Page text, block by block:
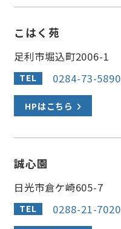
こはく苑
足利市堀込町2006-1
TEL 0284-73-5890
HPはこちら
誠心園
日光市倉ケ崎605-7
TEL 0288-21-7020